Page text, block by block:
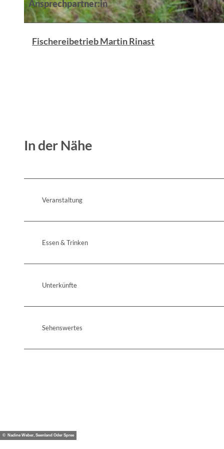
Ansprechpartner:in
Fischereibetrieb Martin Rinast
In der Nähe
Veranstaltung
Essen & Trinken
Unterkünfte
Sehenswertes
© Nadine Weber, Seenland Oder Spree